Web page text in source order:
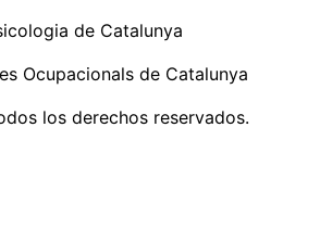
de Catalunya
Ocupacionals de Catalunya
los derechos reservados.